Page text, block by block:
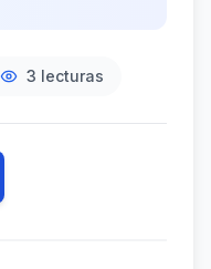
3 lecturas